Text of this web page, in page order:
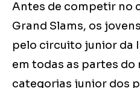
Antes de competir no
Grand Slams, os
pelo circuito junior da
em todas as partes do
categorias junior dos